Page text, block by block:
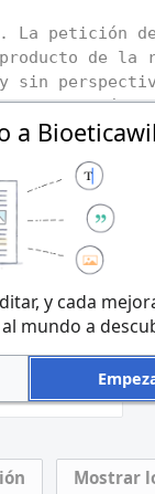
se consideran
más información).
aquí.
escribiste, o lo
sin permiso!
abajo (
a
y cada
mundo a